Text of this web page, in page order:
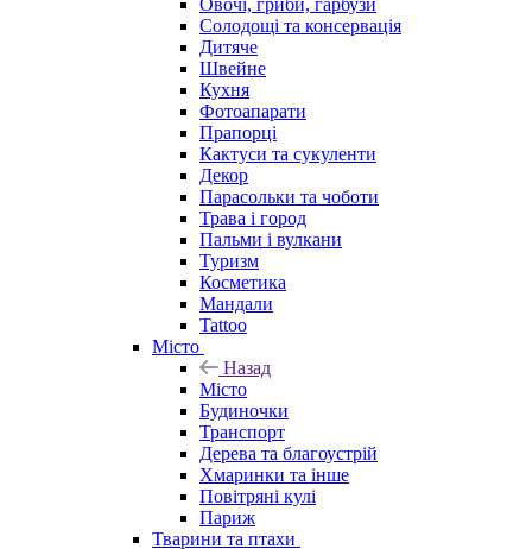
Овочі, гриби, гарбузи
Солодощі та консервація
Дитяче
Швейне
Кухня
Фотоапарати
Прапорці
Кактуси та сукуленти
Декор
Парасольки та чоботи
Трава і город
Пальми і вулкани
Туризм
Косметика
Мандали
Tattoo
Місто
Назад
Місто
Будиночки
Транспорт
Дерева та благоустрій
Хмаринки та інше
Повітряні кулі
Париж
Тварини та птахи